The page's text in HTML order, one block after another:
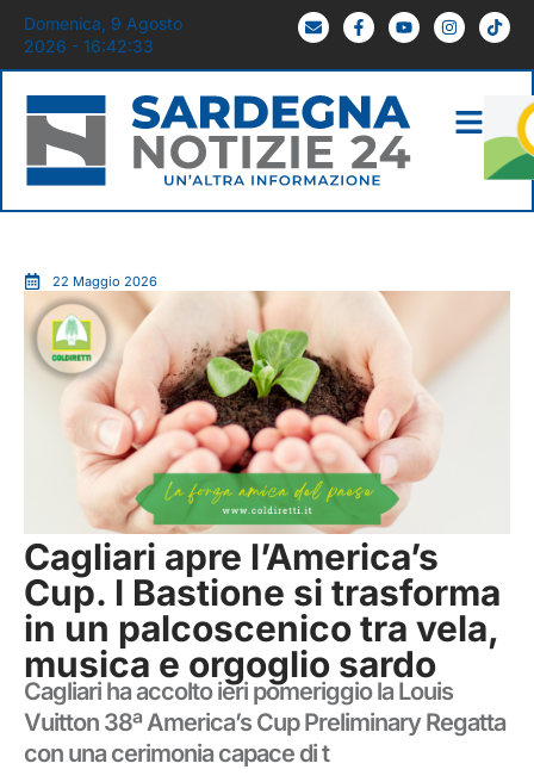
Domenica, 9 Agosto
2026 - 16:42:34
22 Maggio 2026
Cagliari apre l’America’s
Cup. l Bastione si trasforma
in un palcoscenico tra vela,
musica e orgoglio sardo
Cagliari ha accolto ieri pomeriggio la Louis
Vuitton 38ª America’s Cup Preliminary Regatta
con una cerimonia capace di t